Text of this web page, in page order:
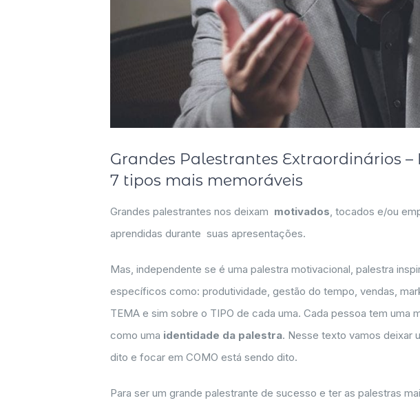
Grandes Palestrantes Extraordinários –
7 tipos mais memoráveis
Grandes palestrantes nos deixam motivados , tocados e/ou
aprendidas durante suas apresentações.
Mas, independente se é uma palestra motivacional, palestra
específicos como: produtividade, gestão do tempo, vendas,
TEMA e sim sobre o TIPO de cada uma. Cada pessoa tem uma
como uma identidade da palestra. Nesse texto vamos deixar
dito e focar em COMO está sendo dito.
Para ser um grande palestrante de sucesso e ter as palestras